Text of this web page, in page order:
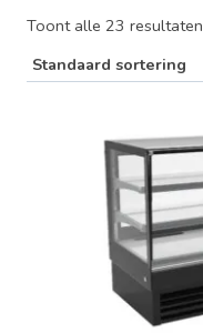
Toont alle 23 resultaten